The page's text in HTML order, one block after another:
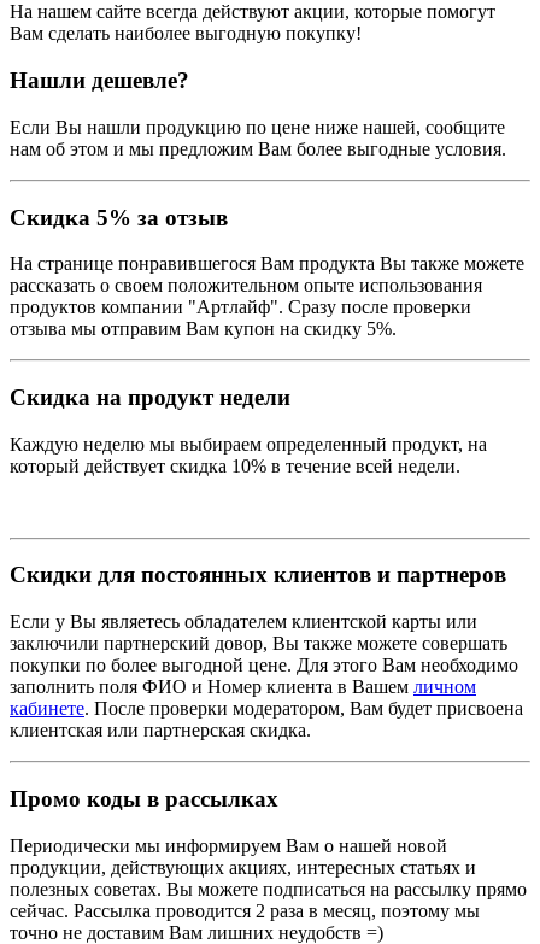
На нашем сайте всегда действуют акции, которые помогут
Вам сделать наиболее выгодную покупку!
Нашли дешевле?
Если Вы нашли продукцию по цене ниже нашей, сообщите
нам об этом и мы предложим Вам более выгодные условия.
Скидка 5% за отзыв
На странице понравившегося Вам продукта Вы также можете
рассказать о своем положительном опыте использования
продуктов компании "Артлайф". Сразу после проверки
отзыва мы отправим Вам купон на скидку 5%.
Скидка на продукт недели
Каждую неделю мы выбираем определенный продукт, на
который действует скидка 10% в течение всей недели.
Скидки для постоянных клиентов и партнеров
Если у Вы являетесь обладателем клиентской карты или
заключили партнерский довор, Вы также можете совершать
покупки по более выгодной цене. Для этого Вам необходимо
заполнить поля ФИО и Номер клиента в Вашем личном
кабинете. После проверки модератором, Вам будет присвоена
клиентская или партнерская скидка.
Промо коды в рассылках
Периодически мы информируем Вам о нашей новой
продукции, действующих акциях, интересных статьях и
полезных советах. Вы можете подписаться на рассылку прямо
сейчас. Рассылка проводится 2 раза в месяц, поэтому мы
точно не доставим Вам лишних неудобств =)